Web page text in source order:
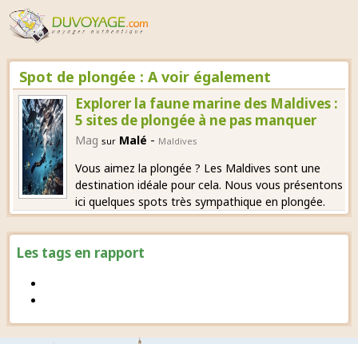
Les tags en rapport
Spot de plongée : A voir également
Explorer la faune marine des Maldives :
5 sites de plongée à ne pas manquer
Mag sur Malé - Maldives
Vous aimez la plongée ? Les Maldives sont une
destination idéale pour cela. Nous vous présentons
ici quelques spots très sympathique en plongée.